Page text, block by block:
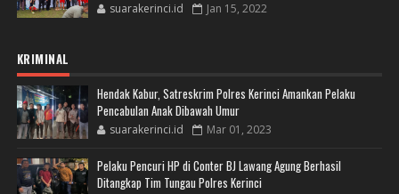
suarakerinci.id Jan 15, 2022
KRIMINAL
Hendak Kabur, Satreskrim Polres Kerinci Amankan Pelaku
Pencabulan Anak Dibawah Umur
suarakerinci.id Mar 01, 2023
Pelaku Pencuri HP di Conter BJ Lawang Agung Berhasil
Ditangkap Tim Tungau Polres Kerinci